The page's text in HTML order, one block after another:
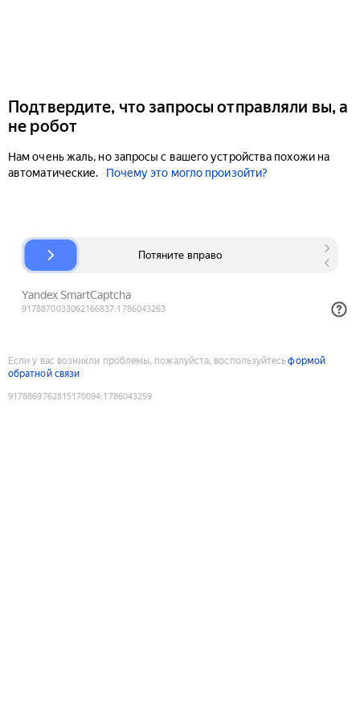
Подтвердите, что запросы отправляли вы, а
не робот
Нам очень жаль, но запросы с вашего устройства похожи на
автоматические.
Почему это могло произойти?
Если у вас возникли проблемы, пожалуйста, воспользуйтесьформой
обратной связи
9178869762815170094:1786043259